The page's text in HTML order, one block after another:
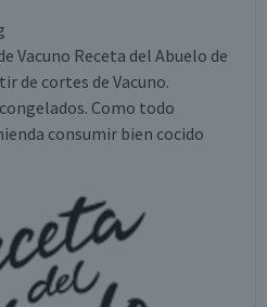
Vacuno Receta del Abuelo de
de cortes de Vacuno.
Como todo
consumir bien cocido